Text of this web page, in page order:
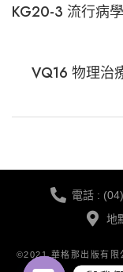
KG20-3 流行病
VQ16 物理治
電話 :
地
©2021 華格那出版有